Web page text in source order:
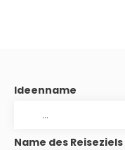
Ideenname
Name des Reiseziels